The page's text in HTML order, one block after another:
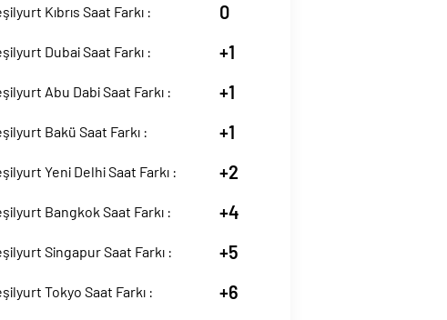
Kıbrıs Saat Farkı : 0
Dubai Saat Farkı : +1
Abu Dabi Saat Farkı : +1
Bakü Saat Farkı : +1
Yeni Delhi Saat Farkı : +2
Bangkok Saat Farkı : +4
Singapur Saat Farkı : +5
Tokyo Saat Farkı : +6